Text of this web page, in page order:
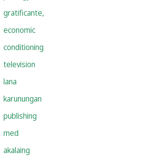
gratificante,
economic
conditioning
television
lana
karunungan
publishing
med
akalaing